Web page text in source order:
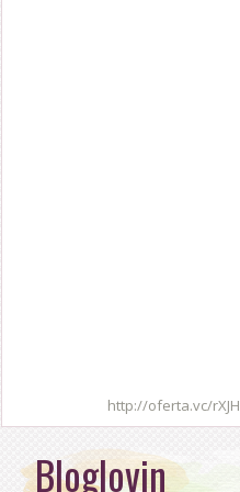
http://oferta.vc/rXJH
Bloglovin